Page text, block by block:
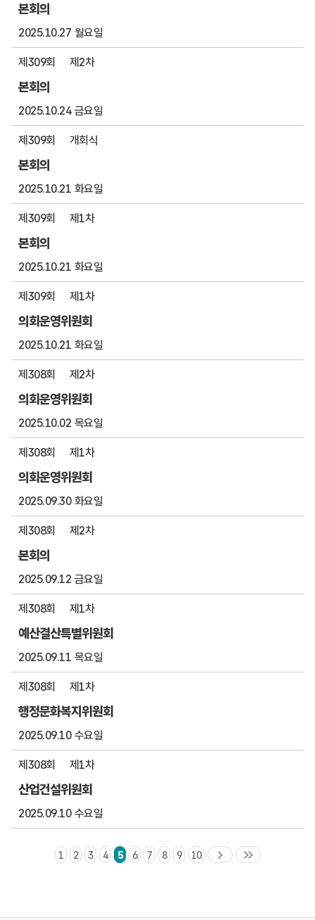
본회의
2025.10.27 월요일
제309회 제2차
본회의
2025.10.24 금요일
제309회 개회식
본회의
2025.10.21 화요일
제309회 제1차
본회의
2025.10.21 화요일
제309회 제1차
의회운영위원회
2025.10.21 화요일
제308회 제2차
의회운영위원회
2025.10.02 목요일
제308회 제1차
의회운영위원회
2025.09.30 화요일
제308회 제2차
본회의
2025.09.12 금요일
제308회 제1차
예산결산특별위원회
2025.09.11 목요일
제308회 제1차
행정문화복지위원회
2025.09.10 수요일
제308회 제1차
산업건설위원회
2025.09.10 수요일
1 2 3 4 5 6 7 8 9 10